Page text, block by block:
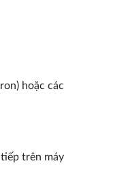
hoặc các
trên máy